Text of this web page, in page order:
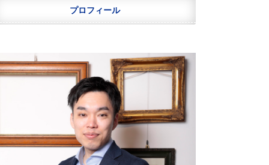
プロフィール